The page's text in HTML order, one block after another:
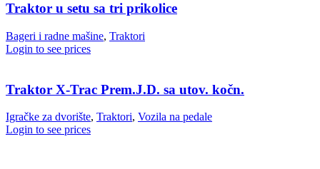
Traktor u setu sa tri prikolice
Bageri i radne mašine, Traktori
Login to see prices
Traktor X-Trac Prem.J.D. sa utov. kočn.
Igračke za dvorište, Traktori, Vozila na pedale
Login to see prices